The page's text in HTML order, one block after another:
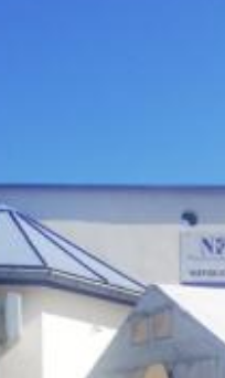
Symfonia KSeF Plus cennik:
Nowoczesny wizerunek w
Jaki styropian na ocieplenie
Chcesz więcej klientów z
Symfonia KSeF Plus cennik: ile